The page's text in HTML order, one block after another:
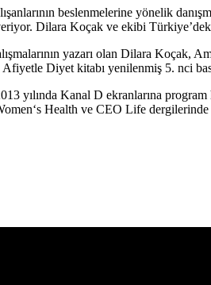
beslenmelerine yönelik
Dilara Koçak ve ekibi
yazarı olan Dilara
Diyet kitabı yenilenmiş 5. nci
yılında Kanal D ekranlarına
Health ve CEO Life